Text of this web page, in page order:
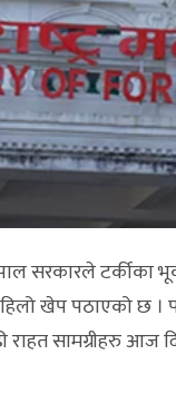
सरकारले टर्कीका
खेप पठाएको छ ।
सामग्रीहरु आज